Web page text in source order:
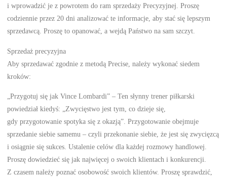
i wprowadzić je z powrotem do ram sprzedaży Precyzyjnej. Proszę
codziennie przez 20 dni analizować te informacje, aby stać się lepszym
sprzedawcą. Proszę to opanować, a wejdą Państwo na sam szczyt.
Sprzedaż precyzyjna
Aby sprzedawać zgodnie z metodą Precise, należy wykonać siedem
kroków:
„Przygotuj się jak Vince Lombardi” – Ten słynny trener piłkarski
powiedział kiedyś: „Zwycięstwo jest tym, co dzieje się,
gdy przygotowanie spotyka się z okazją”. Przygotowanie obejmuje
sprzedanie siebie samemu – czyli przekonanie siebie, że jest się zwycięzcą
i osiągnie się sukces. Ustalenie celów dla każdej rozmowy handlowej.
Proszę dowiedzieć się jak najwięcej o swoich klientach i konkurencji.
Z czasem należy poznać osobowość swoich klientów. Proszę sprawdzić,